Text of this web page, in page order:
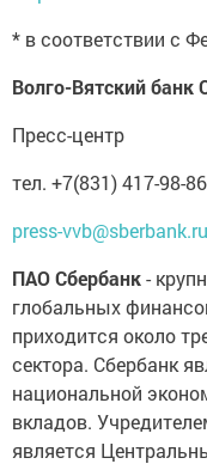
* в соответствии с
Волго-Вятский банк
Пресс-центр
тел. +7(831) 417-98-86
press-vvb@sberbank.ru
ПАО Сбербанк-
глобальных
приходится около
сектора. Сбербанк
национальной
вкладов.
является